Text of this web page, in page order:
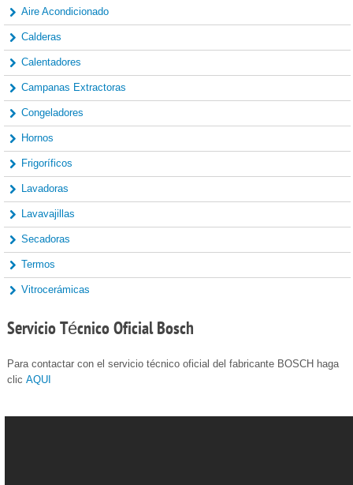
Aire Acondicionado
Calderas
Calentadores
Campanas Extractoras
Congeladores
Hornos
Frigoríficos
Lavadoras
Lavavajillas
Secadoras
Termos
Vitrocerámicas
ServicioTécnico Oficial Bosch
Para contactar con el servicio técnico oficial del fabricante BOSCH haga
clic AQUI